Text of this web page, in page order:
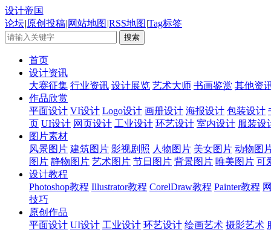
设计帝国
论坛|原创投稿|网站地图 |RSS地图 |Tag标签
首页
设计资讯
大赛征集 行业资讯 设计展览 艺术大师 书画鉴赏 其他资
作品欣赏
平面设计 VI设计 Logo设计 画册设计 海报设计 包装设计
页 UI设计 网页设计 工业设计 环艺设计 室内设计 服装设
图片素材
风景图片 建筑图片 影视剧照 人物图片 美女图片 动物图
图片 静物图片 艺术图片 节日图片 背景图片 唯美图片 可
设计教程
Photoshop教程 Illustrator教程 CorelDraw教程 Painter教程
技巧
原创作品
平面设计 UI设计 工业设计 环艺设计 绘画艺术 摄影艺术